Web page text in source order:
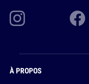
À PROPOS